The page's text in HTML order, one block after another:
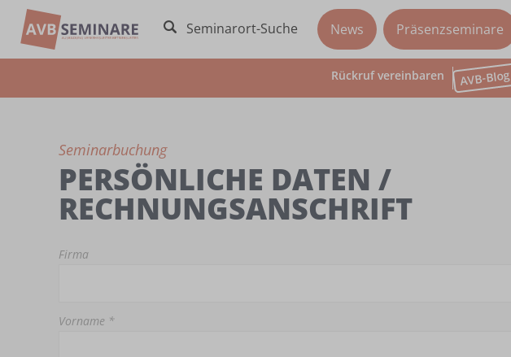
Seminarort-Suche News Präsenzseminare
Rückruf vereinbaren AVB-Blog
Seminarbuchung
PERSÖNLICHE DATEN /
RECHNUNGSANSCHRIFT
Firma
Vorname *